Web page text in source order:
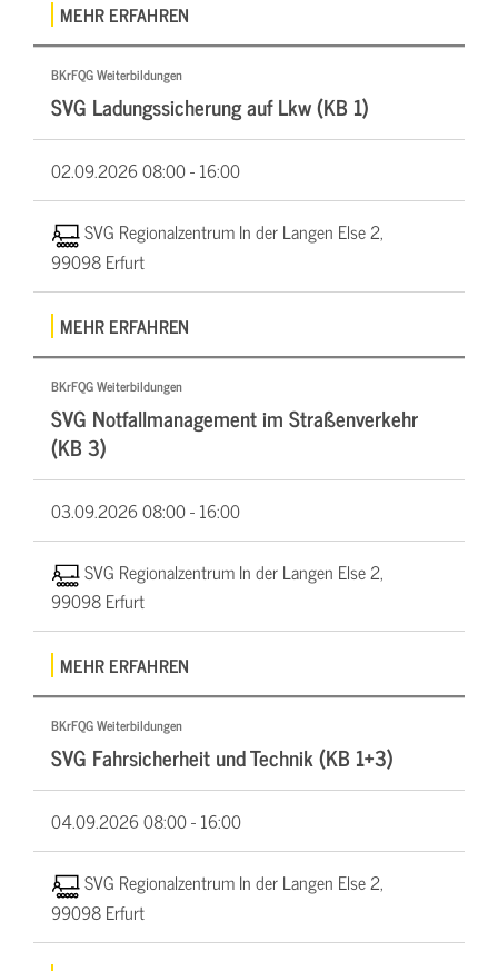
MEHR ERFAHREN
BKrFQG Weiterbildungen
SVG Ladungssicherung auf Lkw (KB 1)
02.09.202608:00 - 16:00
SVG Regionalzentrum In der Langen Else 2,
99098 Erfurt
MEHR ERFAHREN
BKrFQG Weiterbildungen
SVG Notfallmanagement im Straßenverkehr
(KB 3)
03.09.202608:00 - 16:00
SVG Regionalzentrum In der Langen Else 2,
99098 Erfurt
MEHR ERFAHREN
BKrFQG Weiterbildungen
SVG Fahrsicherheit und Technik (KB 1+3)
04.09.202608:00 - 16:00
SVG Regionalzentrum In der Langen Else 2,
99098 Erfurt